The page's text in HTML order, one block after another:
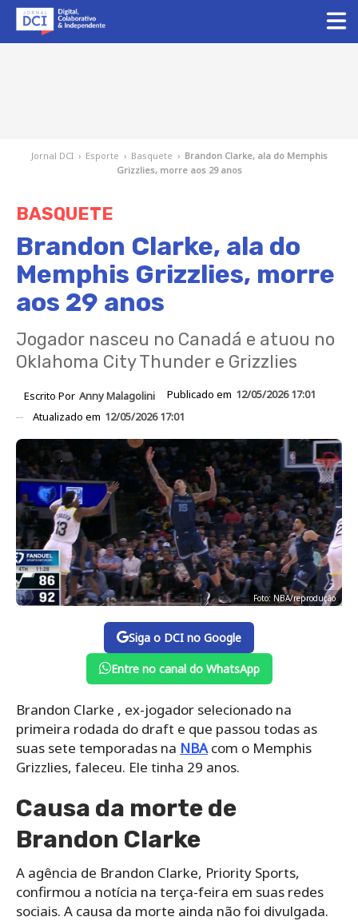
Jornal DCI › Esporte › Basquete › Brandon Clarke, ala do Memphis
Grizzlies, morre aos 29 anos
BASQUETE
Brandon Clarke, ala do
Memphis Grizzlies, morre
aos 29 anos
Jogador nasceu no Canadá e atuou no
Oklahoma City Thunder e Grizzlies
Escrito Por Anny Malagolini Publicado em 12/05/2026 17:01
Atualizado em 12/05/2026 17:01
Foto: NBA/reprodução
Siga o DCI no Google
Entre no canal do WhatsApp
Brandon Clarke , ex-jogador selecionado na
primeira rodada do draft e que passou todas as
suas sete temporadas na NBAcom o Memphis
Grizzlies, faleceu. Ele tinha 29 anos.
Causa da morte de
Brandon Clarke
A agência de Brandon Clarke, Priority Sports,
confirmou a notícia na terça-feira em suas redes
sociais. A causa da morte ainda não foi divulgada.